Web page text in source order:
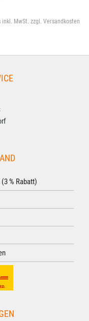
inkl. MwSt. zzgl. Versandkosten
% Rabatt)